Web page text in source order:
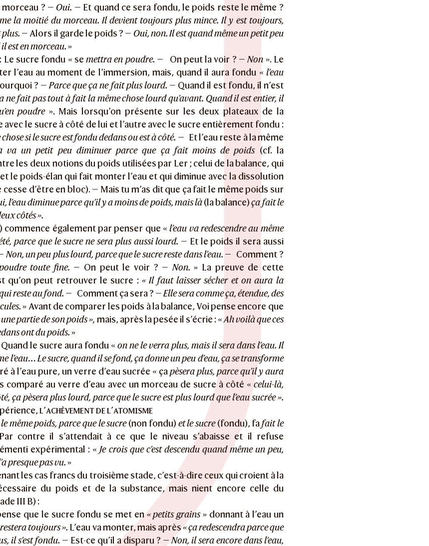
morceau ? — Oui. — Et quand ce sera fondu, le poids reste le même ?
la moitié du morceau. Il devient toujours plus mince. Il y est toujours,
— Alors il garde le poids ? — Oui, non. Il est quand même un petit peu
est en morceau.»
Le sucre fondu « semettra en poudre. — On peut la voir ? —Non ». Le
l’eau au moment de l’immersion, mais, quand il aura fondu « l’eau
? —Parce que ça ne fait plus lourd. — Quand il est fondu, il n’est
ne fait pas tout à fait la même chose lourd qu’avant. Quand il est entier, il
poudre». Mais lorsqu’on présente sur les deux plateaux de la
avec le sucre à côté de lui et l’autre avec le sucre entièrement fondu :
si le sucre est fondu dedans ou est à côté. — Et l’eau reste à la même
va un petit peu diminuer parce que ça fait moins de poids(cf. la
les deux notions du poids utilisées par Ler ; celui de la balance, qui
le poids-élan qui fait monter l’eau et qui diminue avec la dissolution
d’être en bloc). — Mais tu m’as dit que ça fait le même poids sur
l’eau diminue parce qu’il y a moins de poids, mais là(la balance)ça fait le
côtés ».
commence également par penser que «l’eau va redescendre au même
parce que le sucre ne sera plus aussi lourd. — Et le poids il sera aussi
Non, un peu plus lourd, parce que le sucre reste dans l’eau. — Comment ?
toute fine. — On peut le voir ? — Non. » La preuve de cette
qu’on peut retrouver le sucre : « Il faut laisser sécher et on aura la
reste au fond. — Comment ça sera ? —Elle sera comme ça, étendue, des
» Avant de comparer les poids à la balance, Voi pense encore que
partie de son poids », mais, après la pesée il s’écrie : «Ah voilà que ces
ont du poids.»
Quand le sucre aura fondu «on ne le verra plus, mais il sera dans l’eau. Il
l’eau… Le sucre, quand il se fond, ça donne un peu d’eau, ça se transforme
à l’eau pure, un verre d’eau sucrée « çapèsera plus, parce qu’il y aura
comparé au verre d’eau avec un morceau de sucre à côté « celui-là,
ça pèsera plus lourd, parce que le sucre est plus lourd que l’eau sucrée ».
l’achèvement de l’atomisme
le même poids, parce que le sucre(non fondu) et le sucre(fondu), fafait le
contre il s’attendait à ce que le niveau s’abaisse et il refuse
expérimental : «Je crois que c’est descendu quand même un peu,
presque pas vu.»
les cas francs du troisième stade, c’est-à-dire ceux qui croient à la
du poids et de la substance, mais nient encore celle du
III B) :
que le sucre fondu se met en« petits grains» donnant à l’eau un
restera toujours ». L’eau va monter, mais après« ça redescendra parce que
il s’est fondu. — Est-ce qu’il a disparu ? — Non, il sera encore dans l’eau,